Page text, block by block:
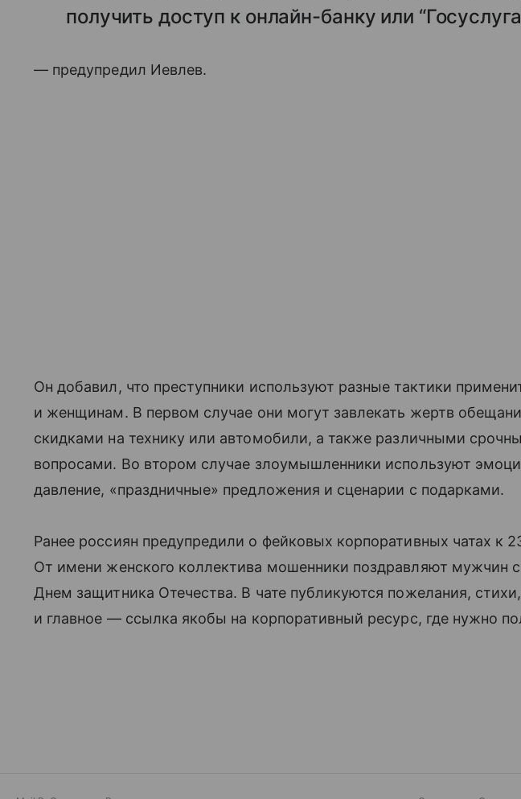
получить доступ к онлайн-банку или
— предупредил Иевлев.
Он добавил, что преступники используют разные тактики
и женщинам. В первом случае они могут завлекать жертв
скидками на технику или автомобили, а также различными
вопросами. Во втором случае злоумышленники используют
давление, «праздничные» предложения и сценарии с подарками.
Ранее россиян предупредили о фейковых корпоративных чатах к
От имени женского коллектива мошенники поздравляют мужчин
Днем защитника Отечества. В чате публикуются пожелания,
и главное — ссылка якобы на корпоративный ресурс, где нужно